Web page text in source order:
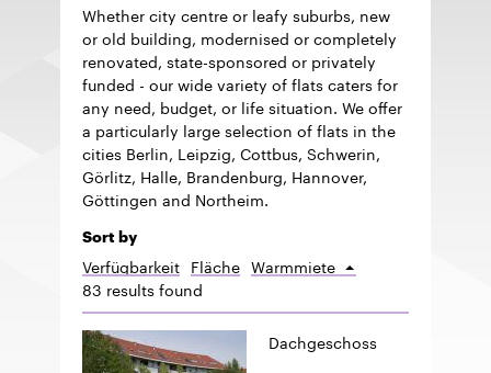
Whether city centre or leafy suburbs, new
or old building, modernised or completely
renovated, state-sponsored or privately
funded - our wide variety of flats caters for
any need, budget, or life situation. We offer
a particularly large selection of flats in the
cities Berlin, Leipzig, Cottbus, Schwerin,
Görlitz, Halle, Brandenburg, Hannover,
Göttingen and Northeim.
Sort by
Verfügbarkeit Fläche Warmmiete Sort
83 results found
Dachgeschoss